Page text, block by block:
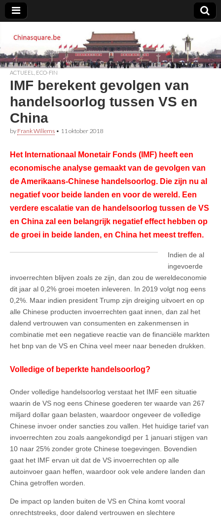
Chinasquare.be
ACTUEEL ECO-FIN
IMF berekent gevolgen van
handelsoorlog tussen VS en
China
by Frank Willems • 11 oktober 2018
Het Internationaal Monetair Fonds (IMF) heeft een
economische analyse gemaakt van de gevolgen van
de Amerikaans-Chinese handelsoorlog. Die zijn nu al
negatief voor beide landen en voor de wereld. Een
verdere escalatie van de handelsoorlog tussen de VS
en China zal een belangrijk negatief effect hebben op
de groei in beide landen, en China het meest treffen.
Indien de al
ingevoerde
invoerrechten blijven zoals ze zijn, dan zou de wereldeconomie
dit jaar al 0,2% groei moeten inleveren. In 2019 volgt nog eens
0,2%. Maar indien president Trump zijn dreiging uitvoert en op
alle Chinese producten invoerrechten gaat innen, dan zal het
dalend vertrouwen van consumenten en zakenmensen in
combinatie met een negatieve reactie van de financiële markten
het bnp van de VS en China veel meer naar beneden drukken.
Volledige of beperkte handelsoorlog?
Onder volledige handelsoorlog verstaat het IMF een situatie
waarin de VS nog eens Chinese goederen ter waarde van 267
miljard dollar gaan belasten, waardoor ongeveer de volledige
Chinese invoer onder sancties zou vallen. Het huidige tarief van
invoerrechten zou zoals aangekondigd per 1 januari stijgen van
10 naar 25% zonder grote Chinese toegevingen. Bovendien
gaat het IMF ervan uit dat de VS invoerrechten op alle
autoinvoer gaan heffen, waardoor ook vele andere landen dan
China getroffen worden.
De impact op landen buiten de VS en China komt vooral
onrechtstreeks, door dalend vertrouwen en slechtere